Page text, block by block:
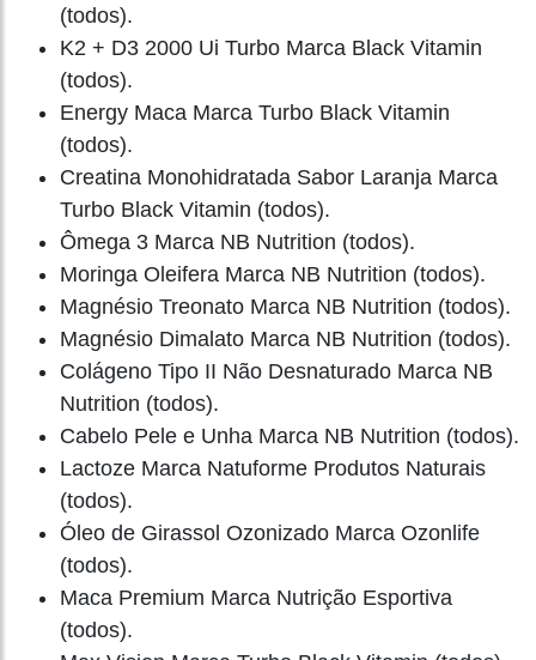
(todos).
K2 + D3 2000 Ui Turbo Marca Black Vitamin
(todos).
Energy Maca Marca Turbo Black Vitamin
(todos).
Creatina Monohidratada Sabor Laranja Marca
Turbo Black Vitamin (todos).
Ômega 3 Marca NB Nutrition (todos).
Moringa Oleifera Marca NB Nutrition (todos).
Magnésio Treonato Marca NB Nutrition (todos).
Magnésio Dimalato Marca NB Nutrition (todos).
Colágeno Tipo II Não Desnaturado Marca NB
Nutrition (todos).
Cabelo Pele e Unha Marca NB Nutrition (todos).
Lactoze Marca Natuforme Produtos Naturais
(todos).
Óleo de Girassol Ozonizado Marca Ozonlife
(todos).
Maca Premium Marca Nutrição Esportiva
(todos).